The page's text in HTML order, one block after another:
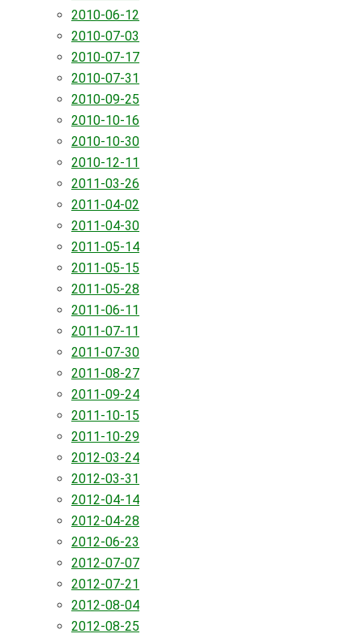
2010-06-12
2010-07-03
2010-07-17
2010-07-31
2010-09-25
2010-10-16
2010-10-30
2010-12-11
2011-03-26
2011-04-02
2011-04-30
2011-05-14
2011-05-15
2011-05-28
2011-06-11
2011-07-11
2011-07-30
2011-08-27
2011-09-24
2011-10-15
2011-10-29
2012-03-24
2012-03-31
2012-04-14
2012-04-28
2012-06-23
2012-07-07
2012-07-21
2012-08-04
2012-08-25